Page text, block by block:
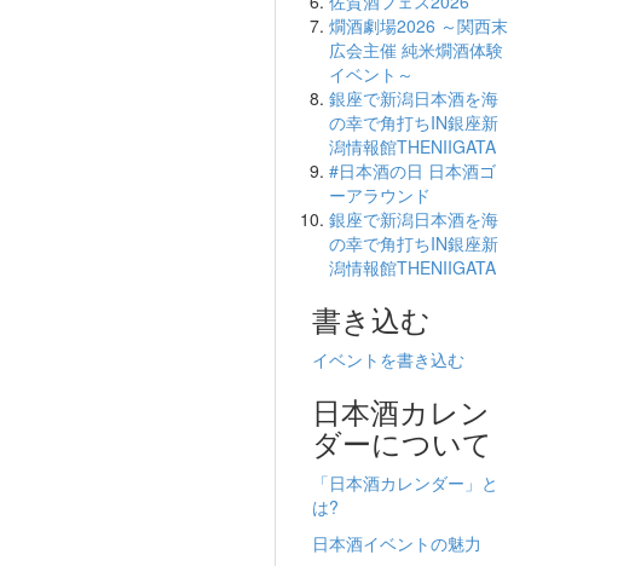
燗酒劇場2026 ～関西末
広会主催 純米燗酒体験
イベント～
銀座で新潟日本酒を海
の幸で角打ちIN銀座新
潟情報館THENIIGATA
#日本酒の日 日本酒ゴ
ーアラウンド
銀座で新潟日本酒を海
の幸で角打ちIN銀座新
潟情報館THENIIGATA
書き込む
イベントを書き込む
日本酒カレン
ダーについて
「日本酒カレンダー」と
は?
日本酒イベントの魅力